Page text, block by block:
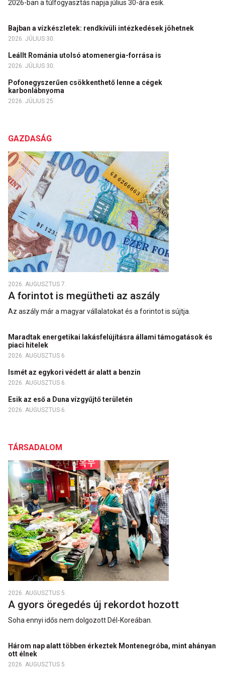
2026-ban a túlfogyasztás napja július 30-ára esik.
Bajban a vízkészletek: rendkívüli intézkedések jöhetnek
2026. JÚLIUS 30.
Leállt Románia utolsó atomenergia-forrása is
2026. JÚLIUS 30.
Pofonegyszerűen csökkenthető lenne a cégek
karbonlábnyoma
2026. JÚLIUS 25.
GAZDASÁG
2026. AUGUSZTUS 7.
A forintot is megütheti az aszály
Az aszály már a magyar vállalatokat és a forintot is sújtja.
Maradtak energetikai lakásfelújításra állami támogatások és
piaci hitelek
2026. AUGUSZTUS 6.
Ismét az egykori védett ár alatt a benzin
2026. AUGUSZTUS 6.
Esik az eső a Duna vízgyűjtő területén
2026. AUGUSZTUS 6.
TÁRSADALOM
2026. AUGUSZTUS 5.
A gyors öregedés új rekordot hozott
Soha ennyi idős nem dolgozott Dél-Koreában.
Három nap alatt többen érkeztek Montenegróba, mint ahányan
ott élnek
2026. AUGUSZTUS 5.